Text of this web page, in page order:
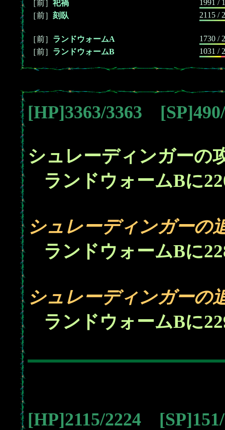
［前］ 祀禍
1991 /
［前］ 刻臥 2115 /
［前］ ランドウォームA
1730 /
［前］ ランドウォームB 1031 /
[HP]3363/3363
シュレーディンガーの
ランドウォームBに
シュレーディンガーの
ランドウォームBに
シュレーディンガーの
ランドウォームBに
[HP]2115/2224